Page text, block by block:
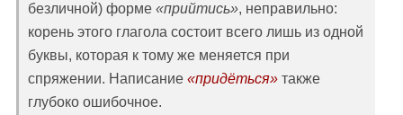
безличной) форме «прийтись», неправильно:
корень этого глагола состоит всего лишь из одной
буквы, которая к тому же меняется при
спряжении. Написание «придёться» также
глубоко ошибочное.